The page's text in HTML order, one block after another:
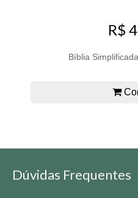
R$
Bíblia
Dúvidas Frequentes